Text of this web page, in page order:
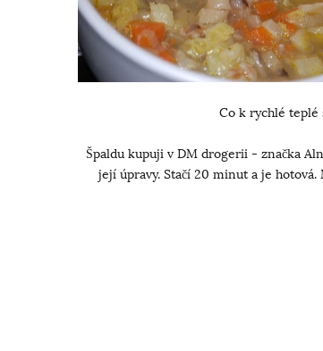
Co k rychlé teplé
Špaldu kupuji v DM drogerii - značka
její úpravy. Stačí 20 minut a je